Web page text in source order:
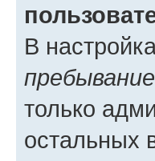
В
только
остальных